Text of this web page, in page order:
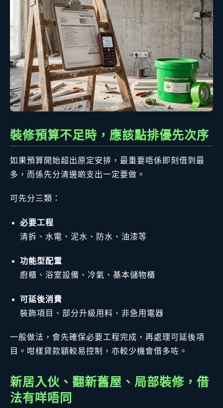
裝修預算不足時，應該點排優先次序
如果預算開始超出原定安排，最重要唔係即刻借到最
多，而係先分清邊啲支出一定要做。
可先分三類：
必要工程
清拆、水電、泥水、防水、油漆等
功能型配置
廚櫃、浴室設備、冷氣、基本儲物櫃
可延後消費
裝飾項目、部分升級用料、非急用電器
一般做法，會先確保必要工程完成，再處理可延後項
目。咁樣貸款額較易控制，亦較少機會借多咗。
新居入伙、翻新舊屋、局部裝修，借
法有咩唔同